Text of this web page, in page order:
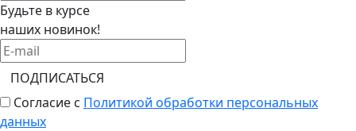
Будьте в курсе
наших новинок!
ПОДПИСАТЬСЯ
Согласие с Политикой обработки персональных
данных